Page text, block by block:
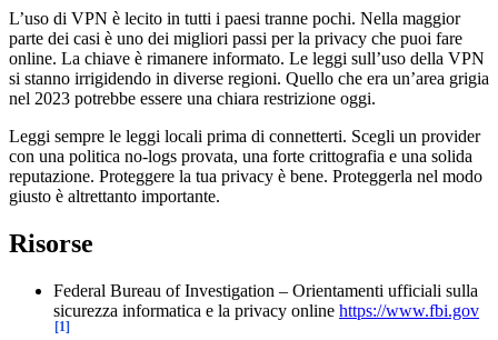
L’uso di VPN è lecito in tutti i paesi tranne pochi. Nella maggior
parte dei casi è uno dei migliori passi per la privacy che puoi fare
online. La chiave è rimanere informato. Le leggi sull’uso della VPN
si stanno irrigidendo in diverse regioni. Quello che era un’area grigia
nel 2023 potrebbe essere una chiara restrizione oggi.
Leggi sempre le leggi locali prima di connetterti. Scegli un provider
con una politica no-logs provata, una forte crittografia e una solida
reputazione. Proteggere la tua privacy è bene. Proteggerla nel modo
giusto è altrettanto importante.
Risorse
Federal Bureau of Investigation – Orientamenti ufficiali sulla
sicurezza informatica e la privacy online https://www.fbi.gov
[1]